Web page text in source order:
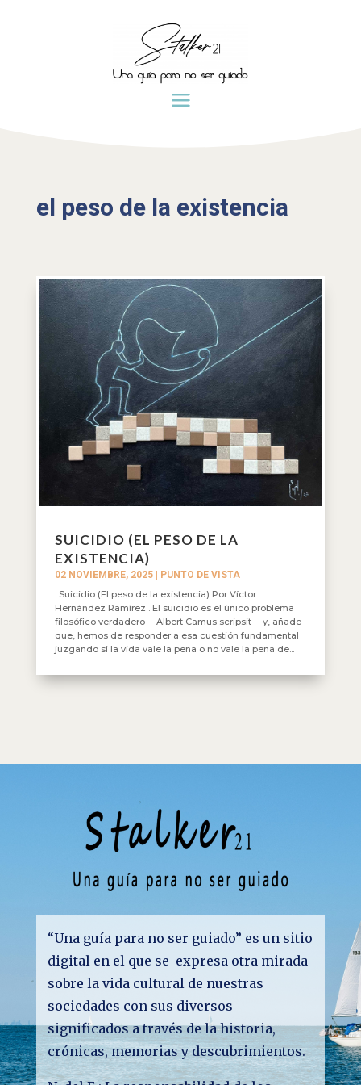
el peso de la existencia
SUICIDIO (EL PESO DE LA
EXISTENCIA)
02 NOVIEMBRE, 2025| PUNTO DE VISTA
. Suicidio (El peso de la existencia) Por Víctor
Hernández Ramírez . El suicidio es el único problema
filosófico verdadero ―Albert Camus scripsit­― y, añade
que, hemos de responder a esa cuestión fundamental
juzgando si la vida vale la pena o no vale la pena de...
“Una guía para no ser guiado” es un sitio
digital en el que se expresa otra mirada
sobre la vida cultural de nuestras
sociedades con sus diversos
significados a través de la historia,
crónicas, memorias y descubrimientos.